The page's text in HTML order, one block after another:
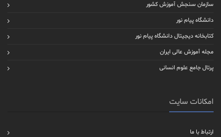
سازمان سنجش آموزش کشور
دانشگاه پیام نور
کتابخانه دیجیتال دانشگاه پیام نور
مجله آموزش عالی ایران
پرتال جامع علوم انسانی
امکانات سایت
ارتباط با ما